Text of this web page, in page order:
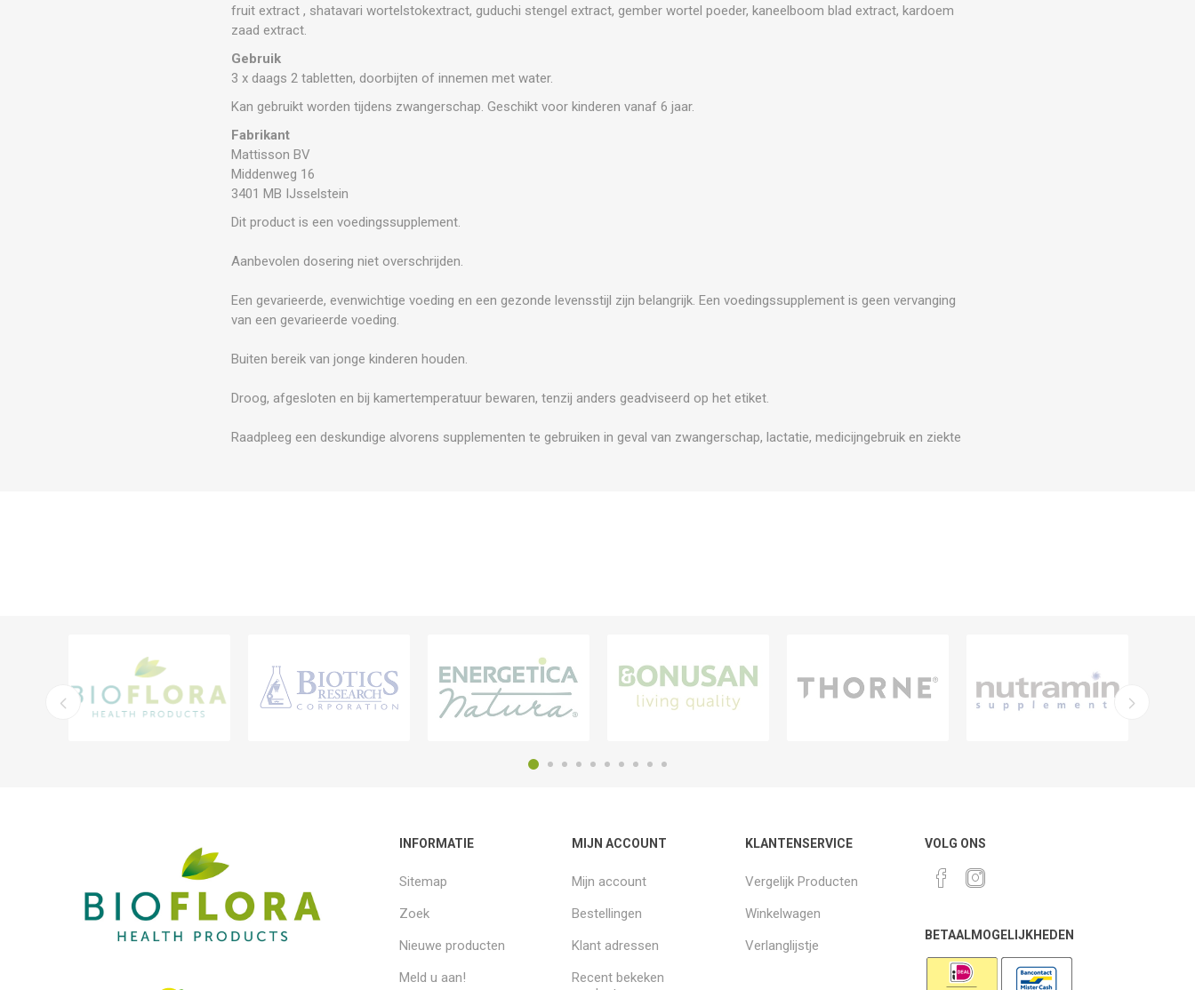
fruit extract , shatavari wortelstokextract, guduchi stengel extract, gember wortel poeder, kaneelboom blad extract, kardoem
zaad extract.
Gebruik
3 x daags 2 tabletten, doorbijten of innemen met water.
Kan gebruikt worden tijdens zwangerschap. Geschikt voor kinderen vanaf 6 jaar.
Fabrikant
Mattisson BV
Middenweg 16
3401 MB IJsselstein
Dit product is een voedingssupplement.
Aanbevolen dosering niet overschrijden.
Een gevarieerde, evenwichtige voeding en een gezonde levensstijl zijn belangrijk. Een voedingssupplement is geen vervanging
van een gevarieerde voeding.
Buiten bereik van jonge kinderen houden.
Droog, afgesloten en bij kamertemperatuur bewaren, tenzij anders geadviseerd op het etiket.
Raadpleeg een deskundige alvorens supplementen te gebruiken in geval van zwangerschap, lactatie, medicijngebruik en ziekte
INFORMATIE
Sitemap
Zoek
Nieuwe producten
Meld u aan!
MIJN ACCOUNT
Mijn account
Bestellingen
Klant adressen
Recent bekeken
KLANTENSERVICE
Vergelijk Producten
Winkelwagen
Verlanglijstje
VOLG ONS
BETAALMOGELIJKHEDEN